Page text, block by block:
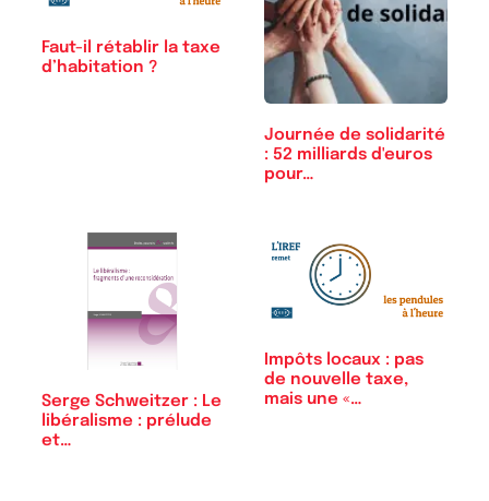
Faut-il rétablir la taxe
d’habitation ?
Journée de solidarité
: 52 milliards d'euros
pour…
Serge Schweitzer : Le
libéralisme : prélude
et…
Impôts locaux : pas
de nouvelle taxe,
mais une «…